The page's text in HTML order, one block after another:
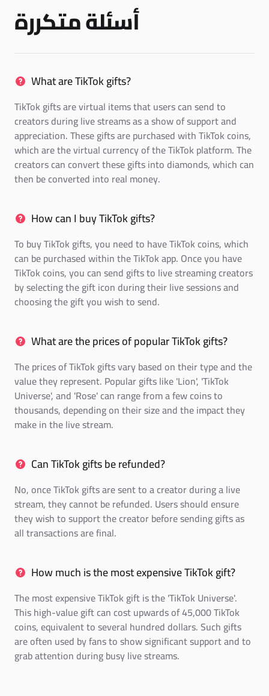
أسئلة متكررة
What are TikTok gifts?
TikTok gifts are virtual items that users can send to
creators during live streams as a show of support and
appreciation. These gifts are purchased with TikTok coins,
which are the virtual currency of the TikTok platform. The
creators can convert these gifts into diamonds, which can
then be converted into real money.
How can I buy TikTok gifts?
To buy TikTok gifts, you need to have TikTok coins, which
can be purchased within the TikTok app. Once you have
TikTok coins, you can send gifts to live streaming creators
by selecting the gift icon during their live sessions and
choosing the gift you wish to send.
What are the prices of popular TikTok gifts?
The prices of TikTok gifts vary based on their type and the
value they represent. Popular gifts like 'Lion', 'TikTok
Universe', and 'Rose' can range from a few coins to
thousands, depending on their size and the impact they
make in the live stream.
Can TikTok gifts be refunded?
No, once TikTok gifts are sent to a creator during a live
stream, they cannot be refunded. Users should ensure
they wish to support the creator before sending gifts as
all transactions are final.
How much is the most expensive TikTok gift?
The most expensive TikTok gift is the 'TikTok Universe'.
This high-value gift can cost upwards of 45,000 TikTok
coins, equivalent to several hundred dollars. Such gifts
are often used by fans to show significant support and to
grab attention during busy live streams.